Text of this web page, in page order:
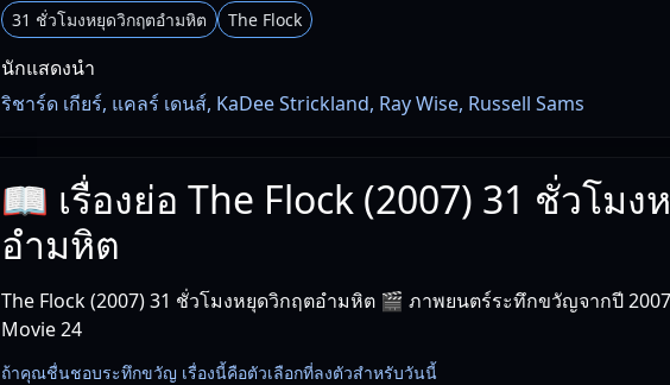
31 ชั่วโมงหยุดวิกฤตอำมหิต The Flock
นักแสดงนำ
ริชาร์ด เกียร์, แคลร์ เดนส์, KaDee Strickland, Ray Wise, Russell Sams
📖 เรื่องย่อ The Flock (2007) 31 ชั่วโม
อำมหิต
The Flock (2007) 31 ชั่วโมงหยุดวิกฤตอำมหิต 🎬 ภาพยนตร์ระทึกขวัญจากปี
Movie 24
ถ้าคุณชื่นชอบระทึกขวัญ เรื่องนี้คือตัวเลือกที่ลงตัวสำหรับวันนี้